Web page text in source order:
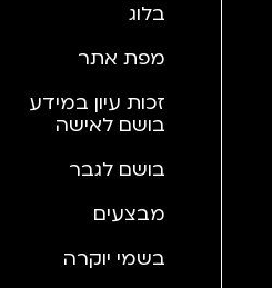
בלוג
מפת אתר
זכות עיון במידע
בושם לאישה
בושם לגבר
מבצעים
בשמי יוקרה